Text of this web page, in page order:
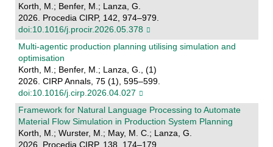
Korth, M.; Benfer, M.; Lanza, G.
2026. Procedia CIRP, 142, 974–979.
doi:10.1016/j.procir.2026.05.378
Multi-agentic production planning utilising simulation and
optimisation
Korth, M.; Benfer, M.; Lanza, G., (1)
2026. CIRP Annals, 75 (1), 595–599.
doi:10.1016/j.cirp.2026.04.027
Framework for Natural Language Processing to Automate
Material Flow Simulation in Production System Planning
Korth, M.; Wurster, M.; May, M. C.; Lanza, G.
2026. Procedia CIRP, 138, 174–179.